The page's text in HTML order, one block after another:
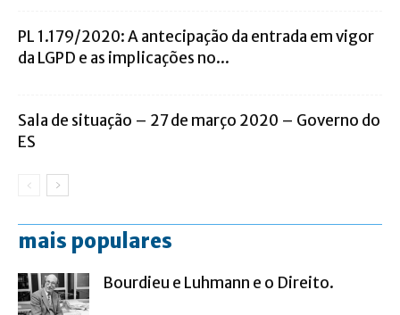
PL 1.179/2020: A antecipação da entrada em vigor
da LGPD e as implicações no...
Sala de situação – 27 de março 2020 – Governo do
ES
mais populares
Bourdieu e Luhmann e o Direito.